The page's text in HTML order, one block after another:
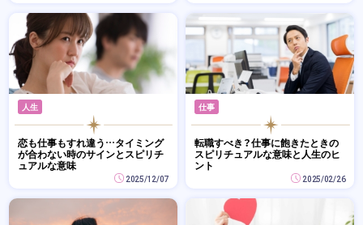
人生
恋も仕事もすれ違う…タイミング
が合わない時のサインとスピリチ
ュアルな意味
2025/12/07
仕事
転職すべき？仕事に飽きたときの
スピリチュアルな意味と人生のヒ
ント
2025/02/26